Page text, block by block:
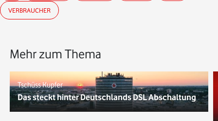
VERBRAUCHER
Mehr zum Thema
Tschüss Kupfer
Das steckt hinter Deutschlands DSL Abschaltung